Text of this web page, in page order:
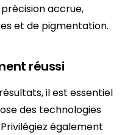
accrue,
et de pigmentation.
réussi
il est essentiel
des technologies
également